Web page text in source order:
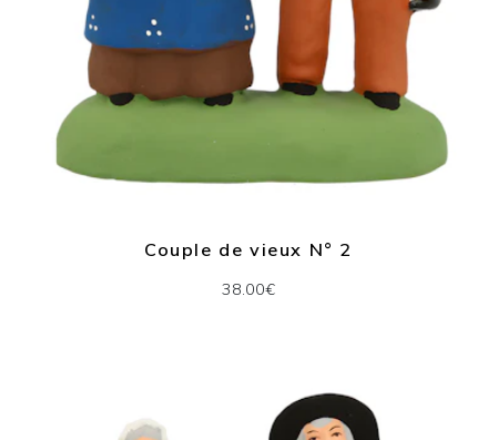
Couple de vieux N° 2
38.00€